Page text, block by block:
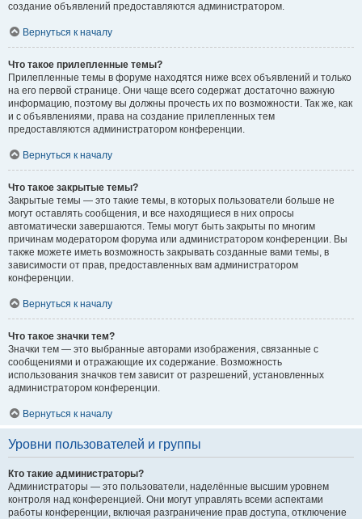
создание объявлений предоставляются администратором.
Вернуться к началу
Что такое прилепленные темы?
Прилепленные темы в форуме находятся ниже всех объявлений и только
на его первой странице. Они чаще всего содержат достаточно важную
информацию, поэтому вы должны прочесть их по возможности. Так же, как
и с объявлениями, права на создание прилепленных тем
предоставляются администратором конференции.
Вернуться к началу
Что такое закрытые темы?
Закрытые темы — это такие темы, в которых пользователи больше не
могут оставлять сообщения, и все находящиеся в них опросы
автоматически завершаются. Темы могут быть закрыты по многим
причинам модератором форума или администратором конференции. Вы
также можете иметь возможность закрывать созданные вами темы, в
зависимости от прав, предоставленных вам администратором
конференции.
Вернуться к началу
Что такое значки тем?
Значки тем — это выбранные авторами изображения, связанные с
сообщениями и отражающие их содержание. Возможность
использования значков тем зависит от разрешений, установленных
администратором конференции.
Вернуться к началу
Уровни пользователей и группы
Кто такие администраторы?
Администраторы — это пользователи, наделённые высшим уровнем
контроля над конференцией. Они могут управлять всеми аспектами
работы конференции, включая разграничение прав доступа, отключение